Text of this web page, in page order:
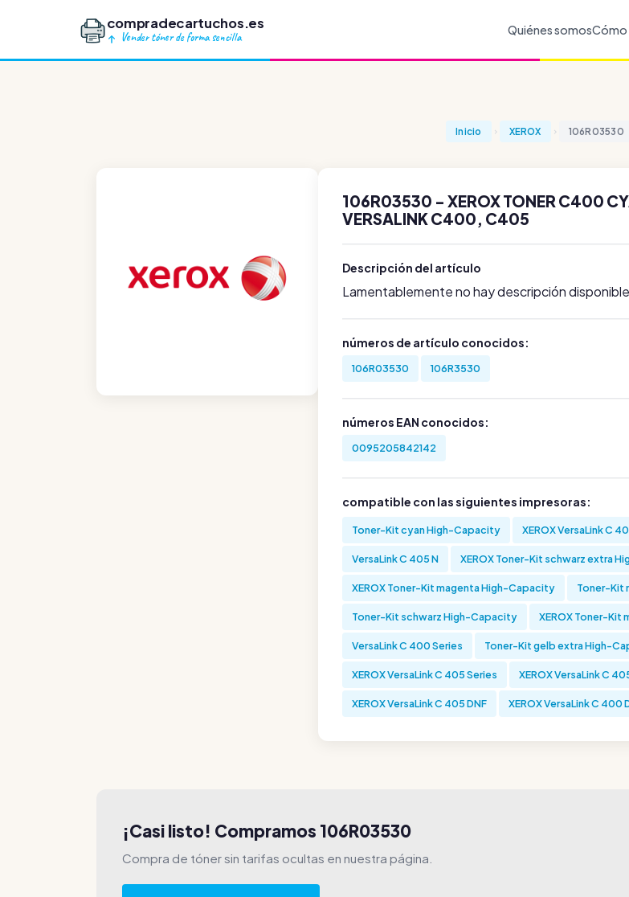
compradecartuchos.es
Vender tóner de forma sencilla
Quiénes somosCómo
Inicio XEROX 106R03530
106R03530 - XEROX TONER C400
VERSALINK C400, C405
Descripción del artículo
Lamentablemente no hay descripción disponible
números de artículo conocidos:
106R03530 106R3530
números EAN conocidos:
0095205842142
compatible con las siguientes impresoras:
Toner-Kit cyan High-Capacity XEROX VersaLink C
VersaLink C 405 N XEROX Toner-Kit schwarz extra
XEROX Toner-Kit magenta High-Capacity Toner-Kit
Toner-Kit schwarz High-Capacity XEROX Toner-Kit
VersaLink C 400 Series Toner-Kit gelb extra High-
XEROX VersaLink C 405 Series XEROX VersaLink C
XEROX VersaLink C 405 DNF XEROX VersaLink C 400
¡Casi listo! Compramos 106R03530
Compra de tóner sin tarifas ocultas en nuestra página.